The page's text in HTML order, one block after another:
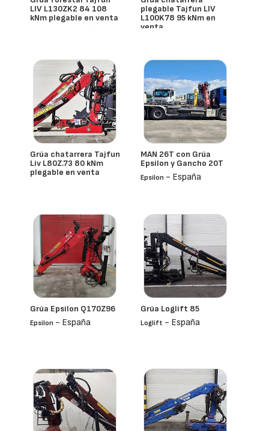
LIV L130ZK2 84 108
kNm plegable en venta
- España
plegable Tajfun LIV
L100K78 95 kNm en
venta
Grúa chatarrera Tajfun
Liv L80Z.73 80 kNm
plegable en venta
- España
MAN 26T con Grúa
Epsilon y Gancho 20T
Epsilon - España
Grúa Epsilon Q170Z96
Epsilon - España
Grúa Loglift 85
Loglift - España